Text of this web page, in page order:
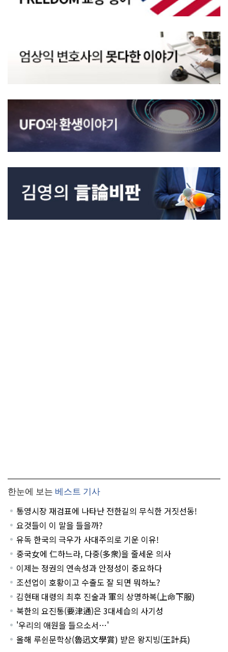
한눈에 보는 베스트 기사
통영시장 재검표에 나타난 전한길의 무식한 거짓선동!
요것들이 이 말을 들을까?
유독 한국의 극우가 사대주의로 기운 이유!
중국女에 仁하느라, 다중(多衆)을 줄세운 의사
이제는 정권의 연속성과 안정성이 중요하다
조선업이 호황이고 수출도 잘 되면 뭐하노?
김현태 대령의 최후 진술과 軍의 상명하복(上命下服)
북한의 요진통(要津通)은 3대세습의 사기성
'우리의 애원을 들으소서…'
올해 루쉰문학상(魯迅文學賞) 받은 왕지빙(王計兵)